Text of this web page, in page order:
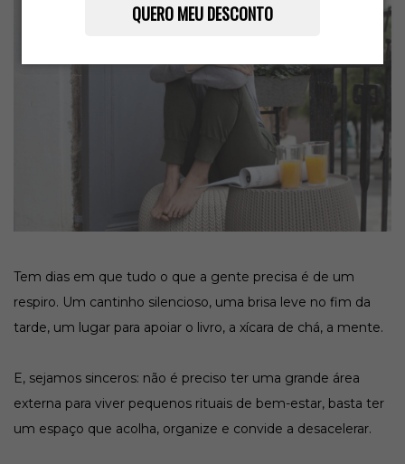
QUERO MEU DESCONTO
Tem dias em que tudo o que a gente precisa é de um
respiro. Um cantinho silencioso, uma brisa leve no fim da
tarde, um lugar para apoiar o livro, a xícara de chá, a mente.
E, sejamos sinceros: não é preciso ter uma grande área
externa para viver pequenos rituais de bem-estar, basta ter
um espaço que acolha, organize e convide a desacelerar.